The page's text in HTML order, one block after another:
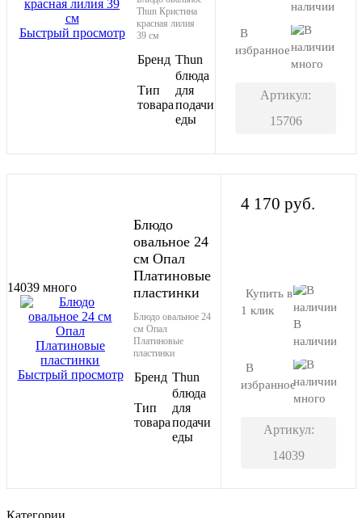
Быстрый просмотр
Thun Кристина
красная лилия
39 см
Бренд Thun
Тип
товара
блюда
для
подачи
еды
наличии
В
избранное
много
Артикул:
15706
14039 много
Быстрый просмотр
Блюдо
овальное 24
см Опал
Платиновые
пластинки
Блюдо овальное 24
см Опал
Платиновые
пластинки
Бренд Thun
Тип
товара
блюда
для
подачи
еды
4 170 руб.
Купить в
1 клик
В
наличии
В
избранное
много
Артикул:
14039
Категории